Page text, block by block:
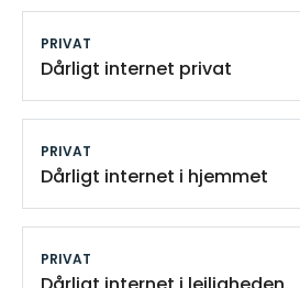
PRIVAT
Dårligt internet privat
PRIVAT
Dårligt internet i hjemmet
PRIVAT